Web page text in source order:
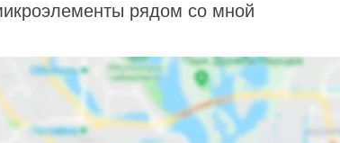
рядом со мной